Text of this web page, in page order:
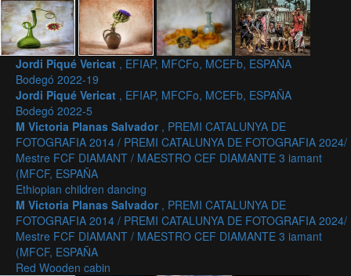
Jordi Piqué Vericat , EFIAP, MFCFo, MCEFb, ESPAÑA
Bodegó 2022-19
Jordi Piqué Vericat , EFIAP, MFCFo, MCEFb, ESPAÑA
Bodegó 2022-5
M Victoria Planas Salvador , PREMI CATALUNYA DE
FOTOGRAFIA 2014 / PREMI CATALUNYA DE FOTOGRAFIA 2024/
Mestre FCF DIAMANT / MAESTRO CEF DIAMANTE 3 iamant
(MFCF, ESPAÑA
Ethiopian children dancing
M Victoria Planas Salvador , PREMI CATALUNYA DE
FOTOGRAFIA 2014 / PREMI CATALUNYA DE FOTOGRAFIA 2024/
Mestre FCF DIAMANT / MAESTRO CEF DIAMANTE 3 iamant
(MFCF, ESPAÑA
Red Wooden cabin